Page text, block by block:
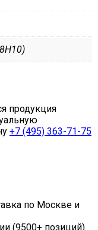
продукция
+7 (495) 363-71-75
по Москве и
(9500+ позиций)